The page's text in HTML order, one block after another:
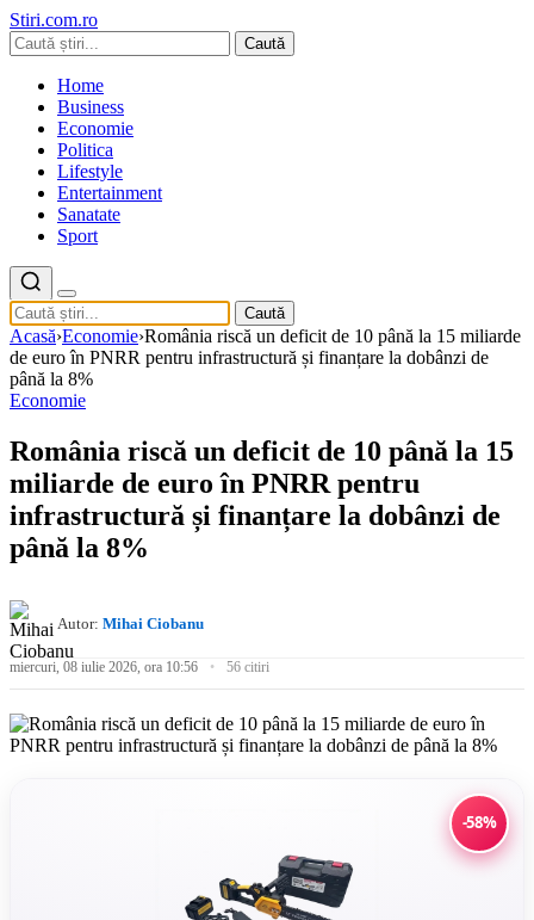
Stiri.com.ro
Caută
Home
Business
Economie
Politica
Lifestyle
Entertainment
Sanatate
Sport
Caută
Acasă›Economie›România riscă un deficit de 10 până la 15 miliarde
de euro în PNRR pentru infrastructură și finanțare la dobânzi de
până la 8%
Economie
România riscă un deficit de 10 până la 15
miliarde de euro în PNRR pentru
infrastructură și finanțare la dobânzi de
până la 8%
Autor: Mihai Ciobanu
miercuri, 08 iulie 2026, ora 10:56 56 citiri
-58%